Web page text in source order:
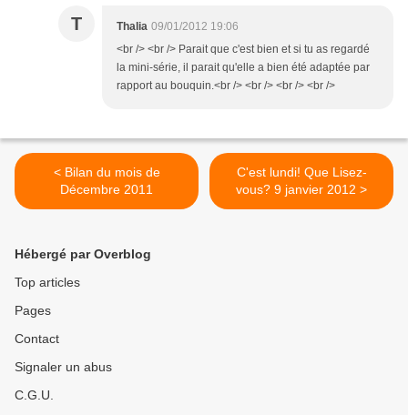
T Thalia 09/01/2012 19:06
<br /> <br /> Parait que c'est bien et si tu as regardé
la mini-série, il parait qu'elle a bien été adaptée par
rapport au bouquin.<br /> <br /> <br /> <br />
< Bilan du mois de
Décembre 2011
C'est lundi! Que Lisez-
vous? 9 janvier 2012 >
Hébergé par Overblog
Top articles
Pages
Contact
Signaler un abus
C.G.U.